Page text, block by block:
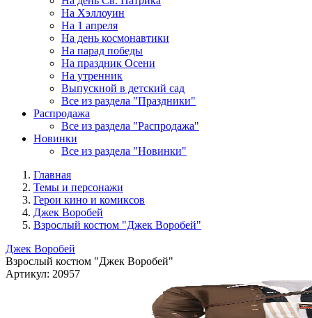
На Хэллоуин
На 1 апреля
На день космонавтики
На парад победы
На праздник Осени
На утренник
Выпускной в детский сад
Все из раздела "Праздники"
Распродажа
Все из раздела "Распродажа"
Новинки
Все из раздела "Новинки"
Главная
Темы и персонажи
Герои кино и комиксов
Джек Воробей
Взрослый костюм "Джек Воробей"
Джек Воробей
Взрослый костюм "Джек Воробей"
Артикул: 20957